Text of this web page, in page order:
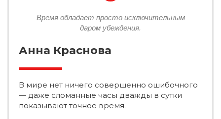
Время обладает просто исключительным
даром убеждения.
Анна Краснова
В мире нет ничего совершенно ошибочного
— даже сломанные часы дважды в сутки
показывают точное время.